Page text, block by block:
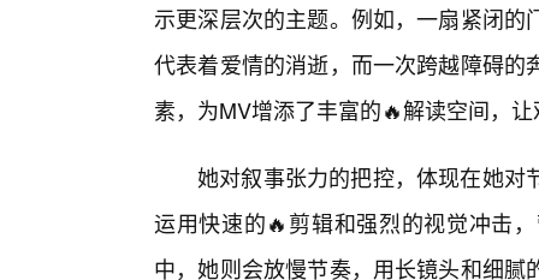
示更深层次的主题。例如，一扇紧闭
代表着爱情的消逝，而一次跨越障碍
素，为MV增添了丰富的🔥解读空间，
她对叙事张力的把控，体现在她对
运用快速的🔥剪辑和强烈的视觉冲击
中，她则会放慢节奏，用长镜头和细